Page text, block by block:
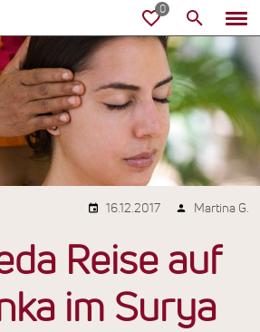
16.12.2017 Martina G.
Reise auf
im Surya